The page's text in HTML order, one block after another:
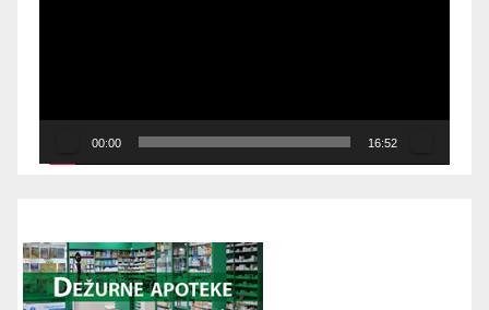
00:00 16:52